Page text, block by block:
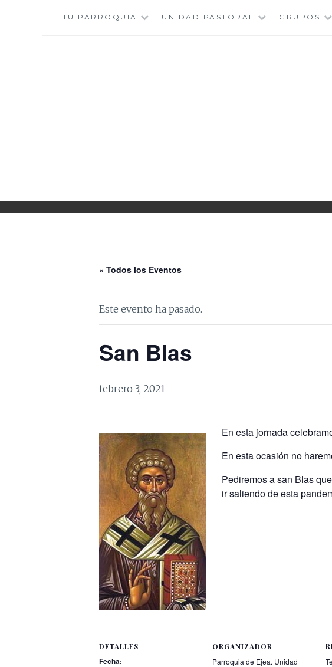
TU PARROQUIA UNIDAD PASTORAL GRUPOS
« Todos los Eventos
Este evento ha pasado.
San Blas
febrero 3, 2021
En esta jornada
En esta ocasión no
Pediremos a san Blas
ir saliendo de esta
DETALLES
Fecha:
ORGANIZADOR
Parroquia de Ejea. Unidad